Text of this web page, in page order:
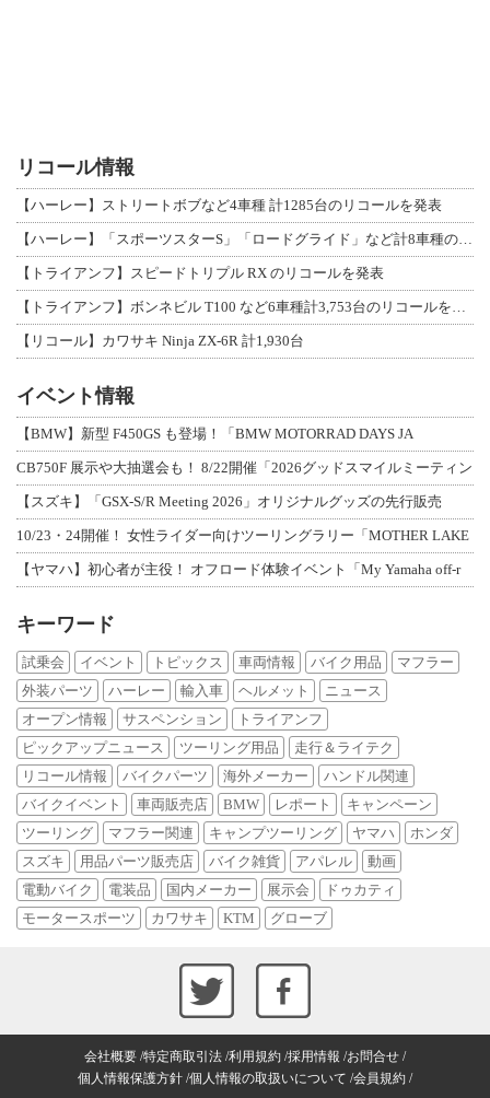
リコール情報
【ハーレー】ストリートボブなど4車種 計1285台のリコールを発表
【トライアンフ】スピードトリプル RX のリコールを発表
【リコール】カワサキ Ninja ZX-6R 計1,930台
イベント情報
【BMW】新型 F450GS も登場！「BMW MOTORRAD DAYS JA
CB750F 展示や大抽選会も！ 8/22開催「2026グッドスマイルミーティン
【スズキ】「GSX-S/R Meeting 2026」オリジナルグッズの先行販売
10/23・24開催！ 女性ライダー向けツーリングラリー「MOTHER LAKE
【ヤマハ】初心者が主役！ オフロード体験イベント「My Yamaha off-r
キーワード
試乗会 イベント トピックス 車両情報 バイク用品
マフラー
外装パーツ
ハーレー 輸入車 ヘルメット
ニュース
オープン情報
サスペンション
トライアンフ
ピックアップニュース
ツーリング用品
走行＆ライテク
リコール情報
バイクパーツ 海外メーカー
ハンドル関連
バイクイベント
車両販売店 BMW レポート
キャンペーン
ツーリング
マフラー関連 キャンプツーリング ヤマハ
ホンダ
スズキ
用品パーツ販売店 バイク雑貨 アパレル
動画
電動バイク
電装品 国内メーカー 展示会
ドゥカティ
モータースポーツ
カワサキ KTM グローブ
会社概要 特定商取引法 利用規約 採用情報 お問合せ
個人情報保護方針 個人情報の取扱いについて 会員規約